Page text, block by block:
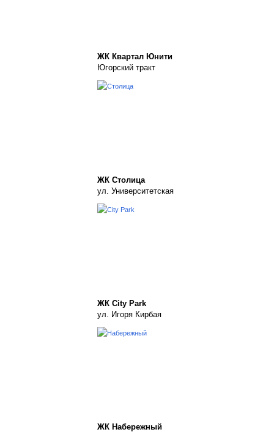
ЖК Квартал Юнити
Югорский тракт
ЖК Столица
ул. Университетская
ЖК City Park
ул. Игоря Кирбая
ЖК Набережный